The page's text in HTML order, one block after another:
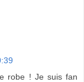
robe ! Je suis fan